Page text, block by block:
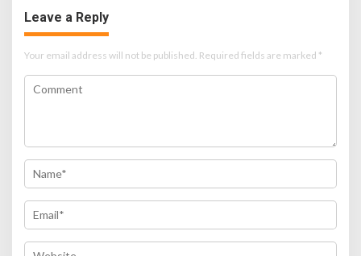
Leave a Reply
Your email address will not be published. Required fields are marked *